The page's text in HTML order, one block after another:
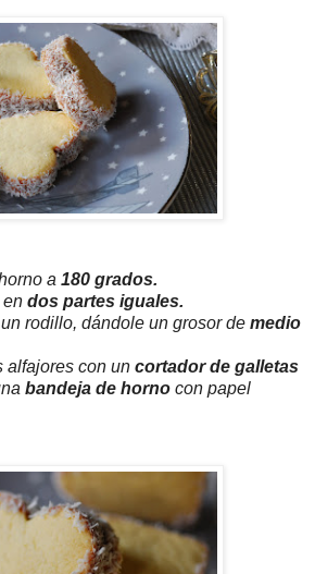
a 180 grados.
en dos partes iguales.
rodillo, dándole un grosor de medio
alfajores con un cortador de galletas
bandeja de horno con papel